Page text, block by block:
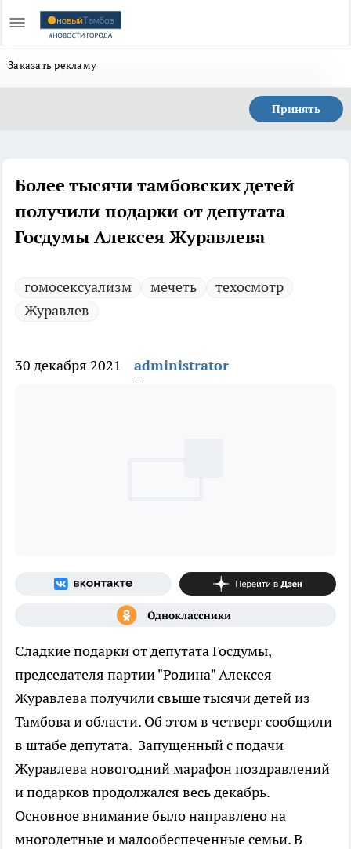
Заказать рекламу
Принять
Более тысячи тамбовских детей
получили подарки от депутата
Госдумы Алексея Журавлева
гомосексуализм мечеть
техосмотр
Журавлев
30 декабря 2021 administrator
Сладкие подарки от депутата Госдумы,
председателя партии "Родина" Алексея
Журавлева получили свыше тысячи детей из
Тамбова и области. Об этом в четверг сообщили
в штабе депутата. Запущенный с подачи
Журавлева новогодний марафон поздравлений
и подарков продолжался весь декабрь.
Основное внимание было направлено на
многодетные и малообеспеченные семьи. В